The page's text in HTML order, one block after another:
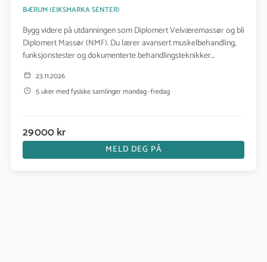
BÆRUM (EIKSMARKA SENTER)
Bygg videre på utdanningen som Diplomert Velværemassør og bli
Diplomert Massør (NMF). Du lærer avansert muskelbehandling,
funksjonstester og dokumenterte behandlingsteknikker...
23.11.2026
5 uker med fysiske samlinger mandag -fredag
29 000 kr
MELD DEG PÅ